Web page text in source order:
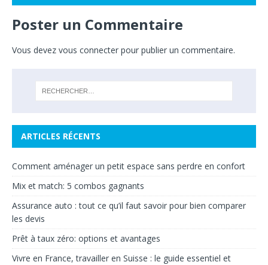
Poster un Commentaire
Vous devez vous connecter pour publier un commentaire.
ARTICLES RÉCENTS
Comment aménager un petit espace sans perdre en confort
Mix et match: 5 combos gagnants
Assurance auto : tout ce qu’il faut savoir pour bien comparer
les devis
Prêt à taux zéro: options et avantages
Vivre en France, travailler en Suisse : le guide essentiel et